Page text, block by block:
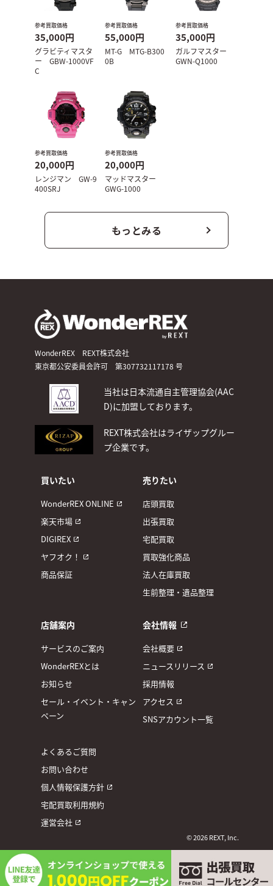
参考買取価格
35,000円
グラビティマスタ
ー GBW-1000VF
C
参考買取価格
55,000円
MT-G MTG-B300
0B
参考買取価格
35,000円
ガルフマスター
GWN-Q1000
参考買取価格
20,000円
レンジマン GW-9
400SRJ
参考買取価格
20,000円
マッドマスター
GWG-1000
もっとみる
WonderREX REXT株式会社
東京都公安委員会許可 第307732117178 号
当社は日本流通自主管理協会(AAC
D)に加盟しております。
REXT株式会社はライザップグルー
プ企業です。
買いたい
WonderREX ONLINE
楽天市場
DIGIREX
ヤフオク！
商品保証
売りたい
店頭買取
出張買取
宅配買取
買取強化商品
法人在庫買取
生前整理・遺品整理
店舗案内
サービスのご案内
WonderREXとは
お知らせ
セール・イベント・キャン
ペーン
会社情報
会社概要
ニュースリリース
採用情報
アクセス
SNSアカウント一覧
よくあるご質問
お問い合わせ
個人情報保護方針
宅配買取利用規約
運営会社
© 2026 REXT, Inc.